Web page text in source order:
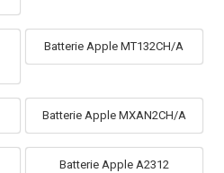
Batterie Apple MT132CH/A
Batterie Apple MXAN2CH/A
Batterie Apple A2312